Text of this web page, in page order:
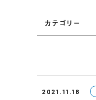
カテゴリー
2021.11.18